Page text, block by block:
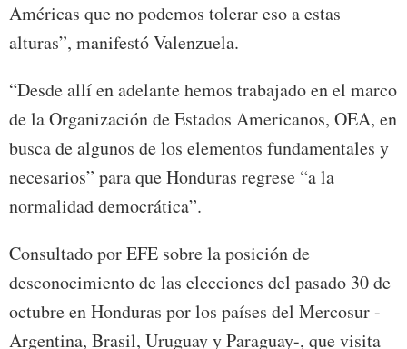
Américas que no podemos tolerar eso a estas
alturas”, manifestó Valenzuela.
“Desde allí en adelante hemos trabajado en el marco
de la Organización de Estados Americanos, OEA, en
busca de algunos de los elementos fundamentales y
necesarios” para que Honduras regrese “a la
normalidad democrática”.
Consultado por EFE sobre la posición de
desconocimiento de las elecciones del pasado 30 de
octubre en Honduras por los países del Mercosur -
Argentina, Brasil, Uruguay y Paraguay-, que visita